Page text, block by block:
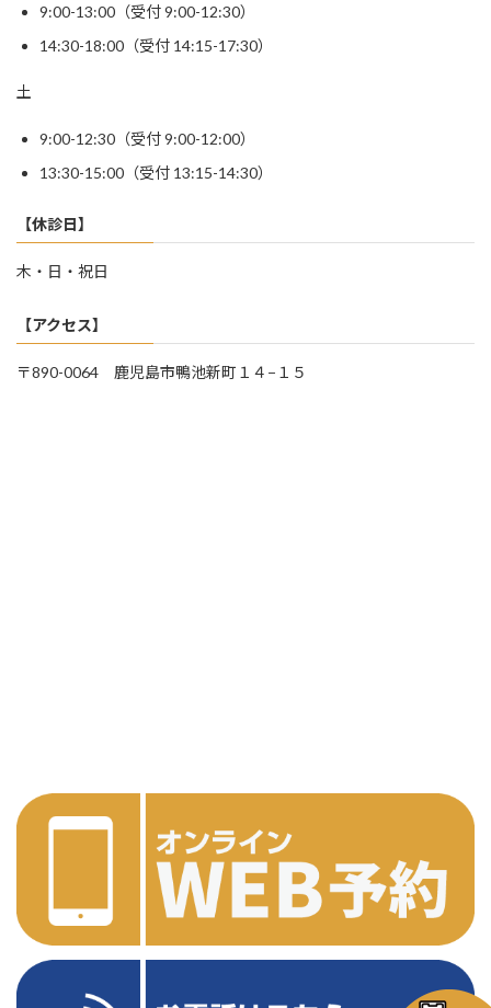
9:00-13:00（受付 9:00-12:30）
14:30-18:00（受付 14:15-17:30）
土
9:00-12:30（受付 9:00-12:00）
13:30-15:00（受付 13:15-14:30）
【休診日】
木・日・祝日
【アクセス】
〒890-0064 鹿児島市鴨池新町１４−１５